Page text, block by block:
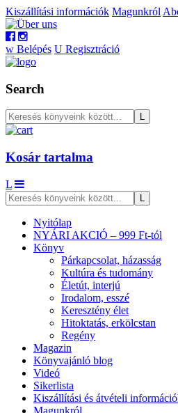
Kiszállítási információk Magunkról
w Belépés U Regisztráció
Search
Kosár tartalma
L
Nyitólap
NYÁRI AKCIÓ – 999 Ft-tól
Könyv
Párkapcsolat, házasság
Kultúra és tudomány
Életút, interjú
Irodalom, esszé
Keresztény élet
Hitoktatás, erkölcstan
Regény
Magazin
Könyvajánló blog
Videó
Sikerlista
Kiszállítási és átvételi
Magunkról